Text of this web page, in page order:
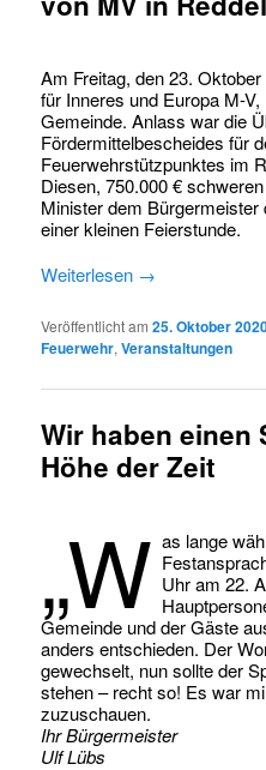
Am Freitag, den 23.
für Inneres und Europa M-
Gemeinde. Anlass war die
Fördermittelbescheides für
Feuerwehrstützpunktes im
Diesen, 750.000 €
Minister dem
einer kleinen Feierstunde.
Weiterlesen →
Veröffentlicht am25. Oktober
Feuerwehr,Veranstaltungen
Wir haben einen
Höhe der Zeit
„W as lange
Uhr am 22.
Gemeinde und der Gäste
anders entschieden. Der
gewechselt, nun sollte der
stehen – recht so! Es war
zuzuschauen.
Ihr Bürgermeister
Ulf Lübs